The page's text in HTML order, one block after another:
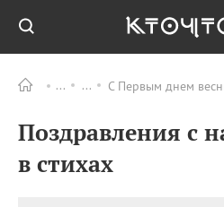
С Первым днем
Поздравления с
в стихах
06.08